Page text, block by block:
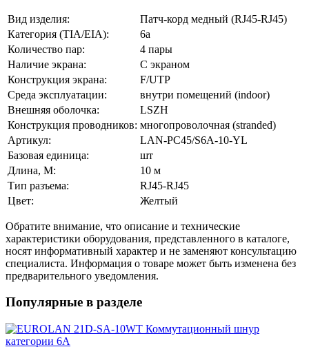
Вид изделия:
Патч-корд медный (RJ45-RJ45)
Категория (TIA/EIA):
6a
Количество пар:
4 пары
Наличие экрана:
С экраном
Конструкция экрана:
F/UTP
Среда эксплуатации:
внутри помещений (indoor)
Внешняя оболочка:
LSZH
Конструкция проводников: многопроволочная (stranded)
Артикул:
LAN-PC45/S6A-10-YL
Базовая единица:
шт
Длина, М:
10 м
Тип разъема:
RJ45-RJ45
Цвет:
Желтый
Обратите внимание, что описание и технические
характеристики оборудования, представленного в каталоге,
носят информативный характер и не заменяют консультацию
специалиста. Информация о товаре может быть изменена без
предварительного уведомления.
Популярные в разделе